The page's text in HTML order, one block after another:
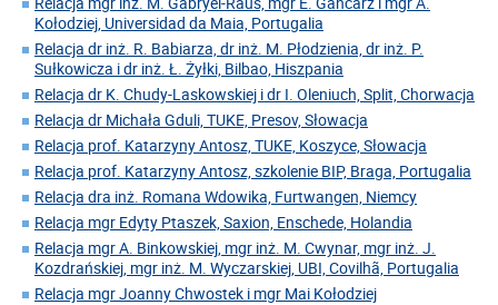
Kołodziej, Universidad da Maia, Portugalia
Relacja dr inż. R. Babiarza, dr inż. M. Płodzienia, dr inż. P.
Sułkowicza i dr inż. Ł. Żyłki, Bilbao, Hiszpania
Relacja dr K. Chudy-Laskowskiej i dr I. Oleniuch, Split, Chorwacja
Relacja dr Michała Gduli, TUKE, Presov, Słowacja
Relacja prof. Katarzyny Antosz, TUKE, Koszyce, Słowacja
Relacja prof. Katarzyny Antosz, szkolenie BIP, Braga, Portugalia
Relacja dra inż. Romana Wdowika, Furtwangen, Niemcy
Relacja mgr Edyty Ptaszek, Saxion, Enschede, Holandia
Relacja mgr A. Binkowskiej, mgr inż. M. Cwynar, mgr inż. J.
Kozdrańskiej, mgr inż. M. Wyczarskiej, UBI, Covilhã, Portugalia
Relacja mgr Joanny Chwostek i mgr Mai Kołodziej